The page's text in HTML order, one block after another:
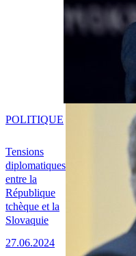
Tensions
diplomatiques
entre la
République
tchèque et la
Slovaquie
27.06.2024
POLITIQUE